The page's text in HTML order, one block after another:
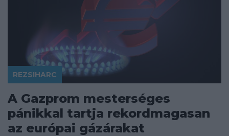
REZSIHARC
A Gazprom mesterséges
pánikkal tartja rekordmagasan
az európai gázárakat